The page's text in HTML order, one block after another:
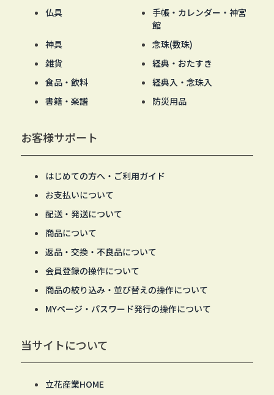
仏具
手帳・カレンダー・神宮
館
神具
念珠(数珠)
雑貨
経典・おたすき
食品・飲料
経典入・念珠入
書籍・楽譜
防災用品
お客様サポート
はじめての方へ・ご利用ガイド
お支払いについて
配送・発送について
商品について
返品・交換・不良品について
会員登録の操作について
商品の絞り込み・並び替えの操作について
MYページ・パスワード発行の操作について
当サイトについて
立花産業HOME